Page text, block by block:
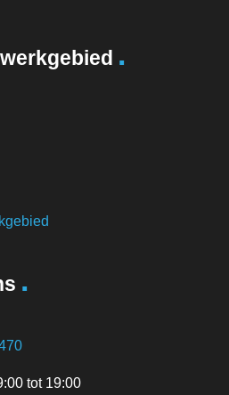
.
.
tot 19:00